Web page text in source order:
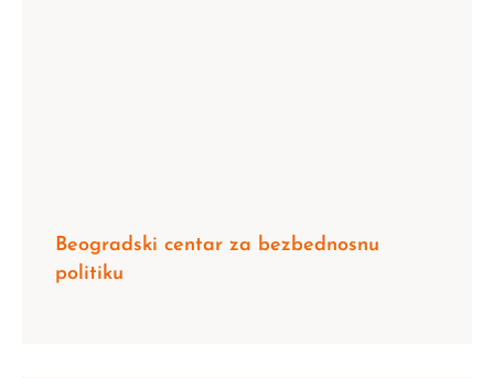
Beogradski centar za bezbednosnu
politiku